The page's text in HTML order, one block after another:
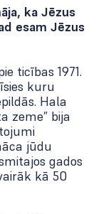
ka Jēzus
esam Jēzus
ticības 1971.
kuru
Hala
zeme” bija
jūdu
gados
kā 50